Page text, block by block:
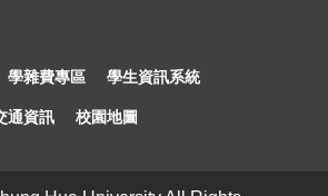
學雜費專區 學生資訊系統
通資訊 校園地圖